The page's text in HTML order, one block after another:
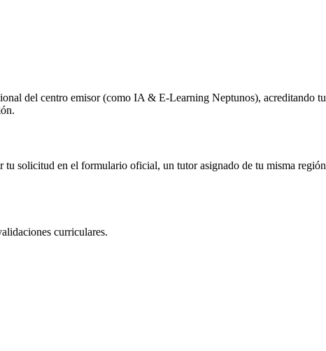
del centro emisor (como IA & E-Learning Neptunos), acreditando
tu solicitud en el formulario oficial, un tutor asignado de tu misma
curriculares.